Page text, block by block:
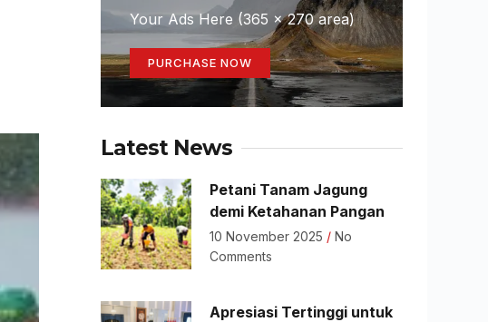
Your Ads Here (365 x 270 area)
PURCHASE NOW
Latest News
Petani Tanam Jagung
demi Ketahanan Pangan
10 November 2025
No
Comments
Apresiasi Tertinggi untuk